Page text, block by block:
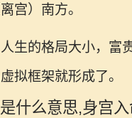
宫）南方。
生的格局大小，富
拟框架就形成了。
什么意思,身宫